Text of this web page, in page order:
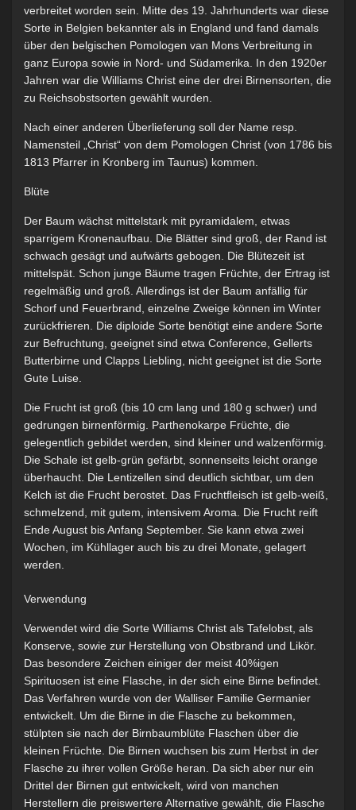
verbreitet worden sein. Mitte des 19. Jahrhunderts war diese
Sorte in Belgien bekannter als in England und fand damals
über den belgischen Pomologen van Mons Verbreitung in
ganz Europa sowie in Nord- und Südamerika. In den 1920er
Jahren war die Williams Christ eine der drei Birnensorten, die
zu Reichsobstsorten gewählt wurden.
Nach einer anderen Überlieferung soll der Name resp.
Namensteil „Christ“ von dem Pomologen Christ (von 1786 bis
1813 Pfarrer in Kronberg im Taunus) kommen.
Blüte
Der Baum wächst mittelstark mit pyramidalem, etwas
sparrigem Kronenaufbau. Die Blätter sind groß, der Rand ist
schwach gesägt und aufwärts gebogen. Die Blütezeit ist
mittelspät. Schon junge Bäume tragen Früchte, der Ertrag ist
regelmäßig und groß. Allerdings ist der Baum anfällig für
Schorf und Feuerbrand, einzelne Zweige können im Winter
zurückfrieren. Die diploide Sorte benötigt eine andere Sorte
zur Befruchtung, geeignet sind etwa Conference, Gellerts
Butterbirne und Clapps Liebling, nicht geeignet ist die Sorte
Gute Luise.
Die Frucht ist groß (bis 10 cm lang und 180 g schwer) und
gedrungen birnenförmig. Parthenokarpe Früchte, die
gelegentlich gebildet werden, sind kleiner und walzenförmig.
Die Schale ist gelb-grün gefärbt, sonnenseits leicht orange
überhaucht. Die Lentizellen sind deutlich sichtbar, um den
Kelch ist die Frucht berostet. Das Fruchtfleisch ist gelb-weiß,
schmelzend, mit gutem, intensivem Aroma. Die Frucht reift
Ende August bis Anfang September. Sie kann etwa zwei
Wochen, im Kühllager auch bis zu drei Monate, gelagert
werden.
Verwendung
Verwendet wird die Sorte Williams Christ als Tafelobst, als
Konserve, sowie zur Herstellung von Obstbrand und Likör.
Das besondere Zeichen einiger der meist 40%igen
Spirituosen ist eine Flasche, in der sich eine Birne befindet.
Das Verfahren wurde von der Walliser Familie Germanier
entwickelt. Um die Birne in die Flasche zu bekommen,
stülpten sie nach der Birnbaumblüte Flaschen über die
kleinen Früchte. Die Birnen wuchsen bis zum Herbst in der
Flasche zu ihrer vollen Größe heran. Da sich aber nur ein
Drittel der Birnen gut entwickelt, wird von manchen
Herstellern die preiswertere Alternative gewählt, die Flasche